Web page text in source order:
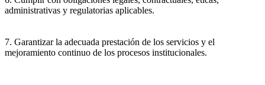
administrativas y regulatorias aplicables.
7. Garantizar la adecuada prestación de los servicios y el
mejoramiento continuo de los procesos institucionales.